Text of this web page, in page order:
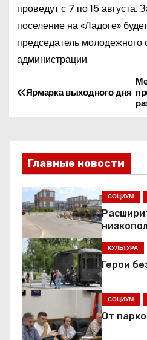
проведут с 7 по 15 августа.
поселение на «Ладоге»
председатель молодежного
администрации.
Н
г
а
ц
и
я
п
Ярмарка выходного дня
Главные новости
СОЦИУМ
КУЛЬТУРА
Герои
СОЦИУМ
От